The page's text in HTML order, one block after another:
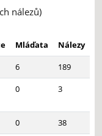
nálezů)
Mláďata
Nálezy
6
189
0 3
0
38